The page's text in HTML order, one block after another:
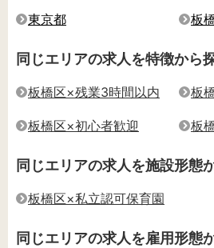
東京都 板
同じエリアの求人を特徴から
板橋区×残業3時間以内 板
板橋区×初心者歓迎 板
同じエリアの求人を施設形態
板橋区×私立認可保育園
同じエリアの求人を雇用形態